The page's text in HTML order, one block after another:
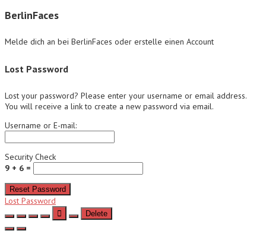
BerlinFaces
Melde dich an bei BerlinFaces oder erstelle einen Account
Lost Password
Lost your password? Please enter your username or email address.
You will receive a link to create a new password via email.
Username or E-mail:
Security Check
9 + 6 =
Reset Password
Lost Password
Delete